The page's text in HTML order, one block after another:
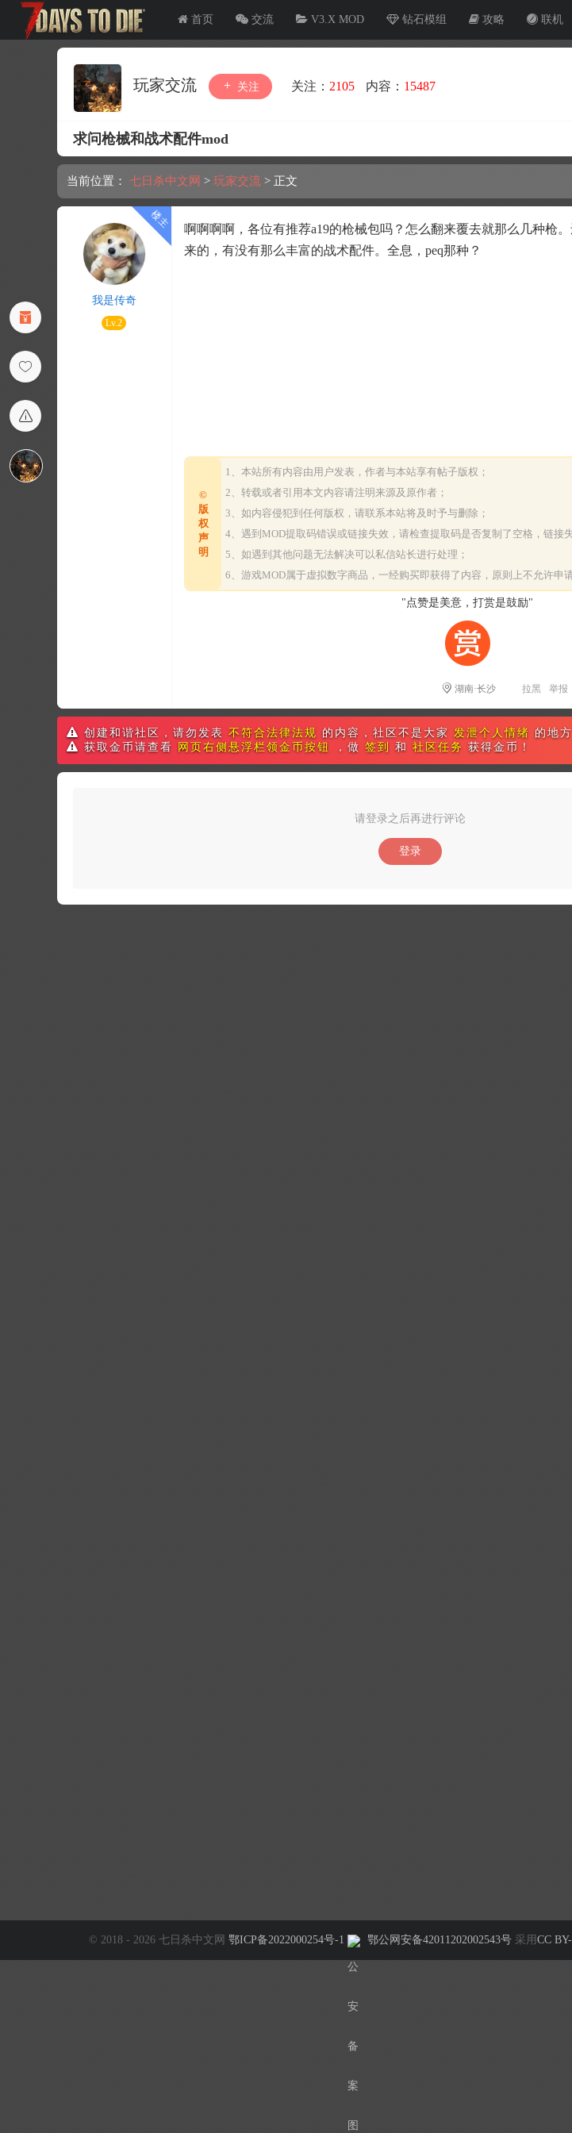
首页 交流 V3.X MOD 钻石模组 攻略 联机
玩家交流 关注 关注： 2105 内容： 15487
求问枪械和战术配件mod
当前位置： 七日杀中文网 > 玩家交流 > 正文
我是传奇
Lv.2
啊啊啊啊，各位有推荐a19的枪械包吗？怎么翻来覆去就那么几种枪
来的，有没有那么丰富的战术配件。全息，peq那种？
©
版
权
声
明
1、本站所有内容由用户发表，作者与本站享有帖子版权；
2、转载或者引用本文内容请注明来源及原作者；
3、如内容侵犯到任何版权，请联系本站将及时予与删除；
4、遇到MOD提取码错误或链接失效，请检查提取码是否复制了空格，链接
5、如遇到其他问题无法解决可以私信站长进行处理；
6、游戏MOD属于虚拟数字商品，一经购买即获得了内容，原则上不允许申
"点赞是美意，打赏是鼓励"
湖南·长沙 拉黑 举报
创建和谐社区，请勿发表 不符合法律法规 的内容，社区不是大家 发泄个人情绪 的地方
获取金币请查看
网页右侧悬浮栏领金币按钮 ，做 签到 和 社区任务 获得金币！
请登录之后再进行评论
登录
© 2018 - 2026 七日杀中文网 鄂ICP备2022000254号-1 鄂公网安备42011202002543号 采用 CC